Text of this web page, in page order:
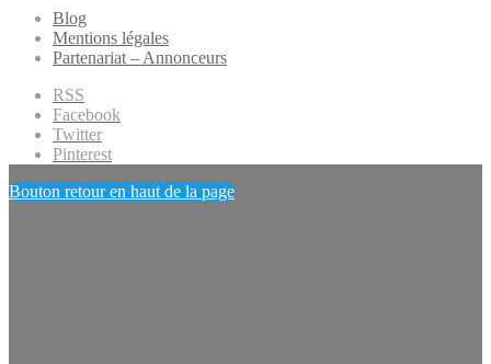
Blog
Mentions légales
Partenariat – Annonceurs
RSS
Facebook
Twitter
Pinterest
Bouton retour en haut de la page